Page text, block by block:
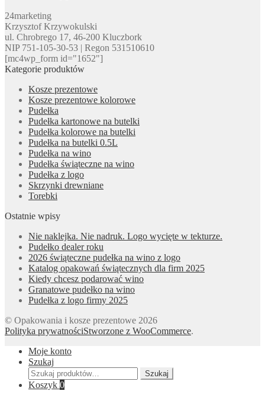
24marketing
Krzysztof Krzywokulski
ul. Chrobrego 17, 46-200 Kluczbork
NIP 751-105-30-53 | Regon 531510610
[mc4wp_form id="1652"]
Kategorie produktów
Kosze prezentowe
Kosze prezentowe kolorowe
Pudełka
Pudełka kartonowe na butelki
Pudełka kolorowe na butelki
Pudełka na butelki 0.5L
Pudełka na wino
Pudełka świąteczne na wino
Pudełka z logo
Skrzynki drewniane
Torebki
Ostatnie wpisy
Nie naklejka. Nie nadruk. Logo wycięte w tekturze.
Pudełko dealer roku
2026 świąteczne pudełka na wino z logo
Katalog opakowań świątecznych dla firm 2025
Kiedy chcesz podarować wino
Granatowe pudełko na wino
Pudełka z logo firmy 2025
© Opakowania i kosze prezentowe 2026
Polityka prywatnościStworzone z WooCommerce.
Moje konto
Szukaj
Szukaj:
Szukaj
Koszyk 0